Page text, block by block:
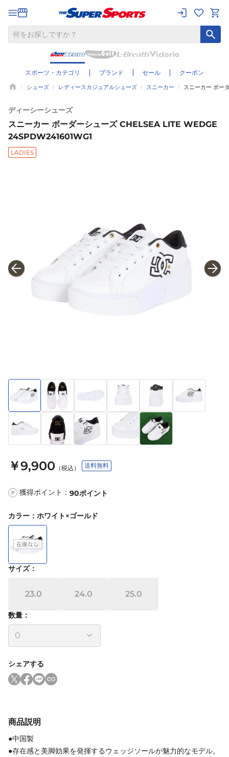
スポーツ・カテゴリ ブランド セール クーポン
シューズ レディースカジュアルシューズ スニーカー スニーカー ボー
ディーシーシューズ
スニーカー ボーダーシューズ CHELSEA LITE WEDGE
24SPDW241601WG1
LADIES
￥9,900 （税込） 送料無料
P 獲得ポイント： 90ポイント
カラー ： ホワイト×ゴールド
サイズ：
23.0 24.0 25.0
数量：
シェアする
商品説明
●中国製
●存在感と美脚効果を発揮するウェッジソールが魅力的なモデル。